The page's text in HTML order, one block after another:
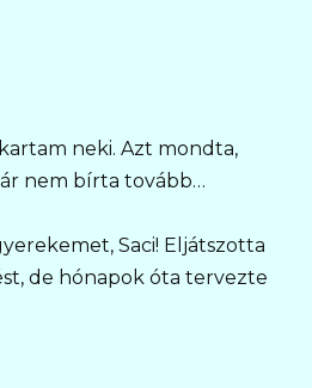
neki. Azt mondta,
nem bírta tovább…
Saci! Eljátszotta
de hónapok óta tervezte